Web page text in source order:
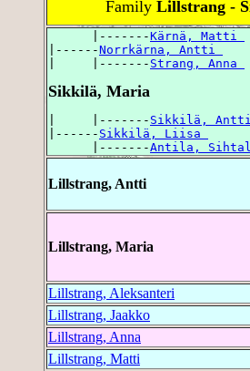
Family Lillstrang -
      |-------
Kärnä, Matti
|------Norrkärna, Antti
|     |------- Strang, Anna
Sikkilä, Maria
|     |------- Sikkilä,
|------ Sikkilä, Liisa
      |-------
Antila,
Lillstrang, Antti
Lillstrang, Maria
Lillstrang, Aleksanteri
Lillstrang, Jaakko
Lillstrang, Anna
Lillstrang, Matti